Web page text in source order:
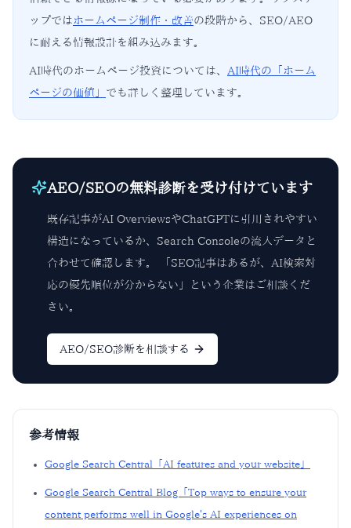
ップでは ホームページ制作・改善の段階から、SEO/AEO
に耐える情報設計を組み込みます。
AI時代のホームページ投資については、 AI時代の「ホーム
ページの価値」 でも詳しく整理しています。
AEO/SEOの無料診断を受け付けています
既存記事がAI OverviewsやChatGPTに引用されやすい
構造になっているか、Search Consoleの流入データと
合わせて確認します。 「SEO記事はあるが、AI検索対
応の優先順位が分からない」という企業はご相談くだ
さい。
AEO/SEO診断を相談する
参考情報
Google Search Central「AI features and your website」
Google Search Central Blog「Top ways to ensure your
content performs well in Google's AI experiences on